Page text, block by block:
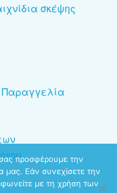
σκέψης
Παραγγελία
προσφέρουμε την
μας. Εάν συνεχίσετε την
με τη χρήση των